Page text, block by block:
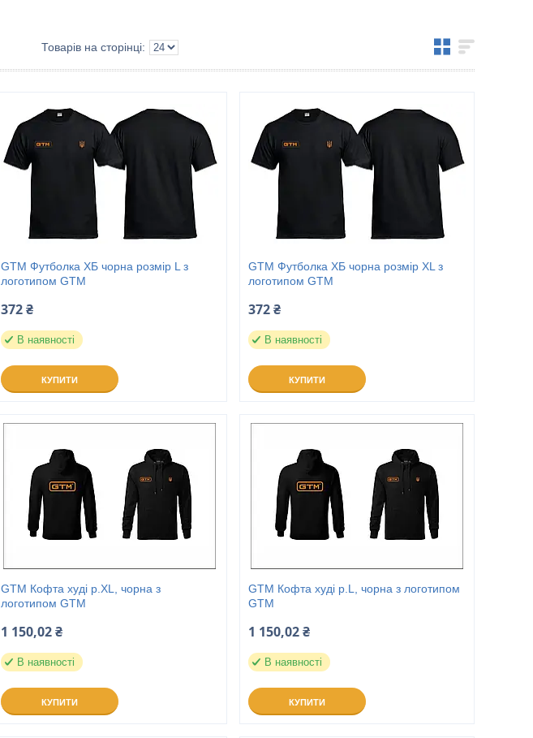
GTM Футболка ХБ чорна розмір L з
логотипом GTM
372 ₴
В наявності
КУПИТИ
GTM Футболка ХБ чорна розмір XL з
логотипом GTM
372 ₴
В наявності
КУПИТИ
GTM Кофта худі р.XL, чорна з
логотипом GTM
1 150,02 ₴
В наявності
КУПИТИ
GTM Кофта худі р.L, чорна з логотипом
GTM
1 150,02 ₴
В наявності
КУПИТИ